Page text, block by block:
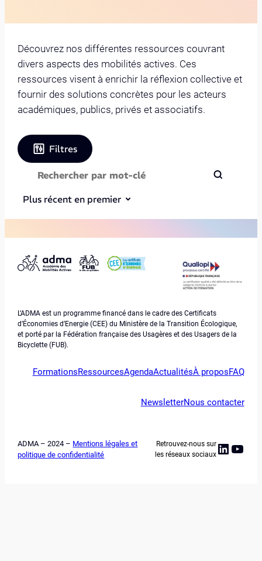
Découvrez nos différentes ressources couvrant
divers aspects des mobilités actives. Ces
ressources visent à enrichir la réflexion collective et
fournir des solutions concrètes pour les acteurs
académiques, publics, privés et associatifs.
Filtres
Plus récent en premier
L’ADMA est un programme financé dans le cadre des Certificats
d’Économies d’Energie (CEE) du Ministère de la Transition Écologique,
et porté par la Fédération française des Usagères et des Usagers de la
Bicyclette (FUB).
FormationsRessourcesAgendaActualitésÀ proposFAQ
NewsletterNous contacter
ADMA – 2024 – Mentions légales et
politique de confidentialité
Retrouvez-nous sur
les réseaux sociaux